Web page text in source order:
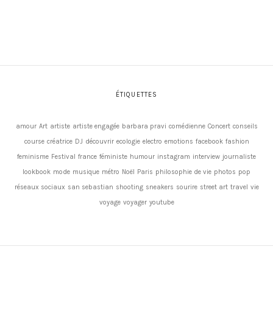
ÉTIQUETTES
amour Art artiste artiste engagée barbara pravi comédienne Concert conseils
course créatrice DJ découvrir ecologie electro emotions facebook fashion
feminisme Festival france féministe humour instagram interview journaliste
lookbook mode musique métro Noël Paris philosophie de vie photos pop
réseaux sociaux san sebastian shooting sneakers sourire street art travel vie
voyage voyager youtube